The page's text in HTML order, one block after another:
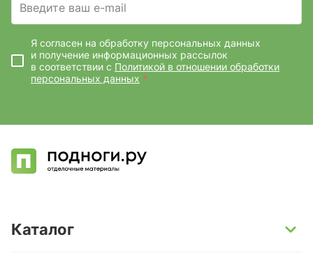
Введите ваш e-mail
Я согласен на обработку персональных данных
и получение информационных рассылок
в соответствии с Политикой в отношении обработки
персональных данных *
Каталог